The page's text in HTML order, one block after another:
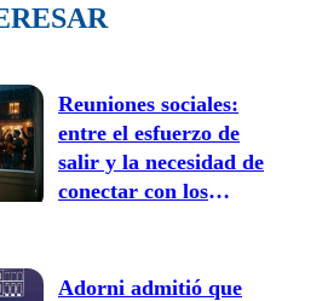
Reuniones sociales:
entre el esfuerzo de
salir y la necesidad de
conectar con los
Adorni admitió que